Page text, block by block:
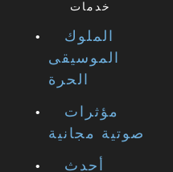
خدمات
الملوك
الموسيقى
الحرة
مؤثرات
صوتية مجانية
أحدث